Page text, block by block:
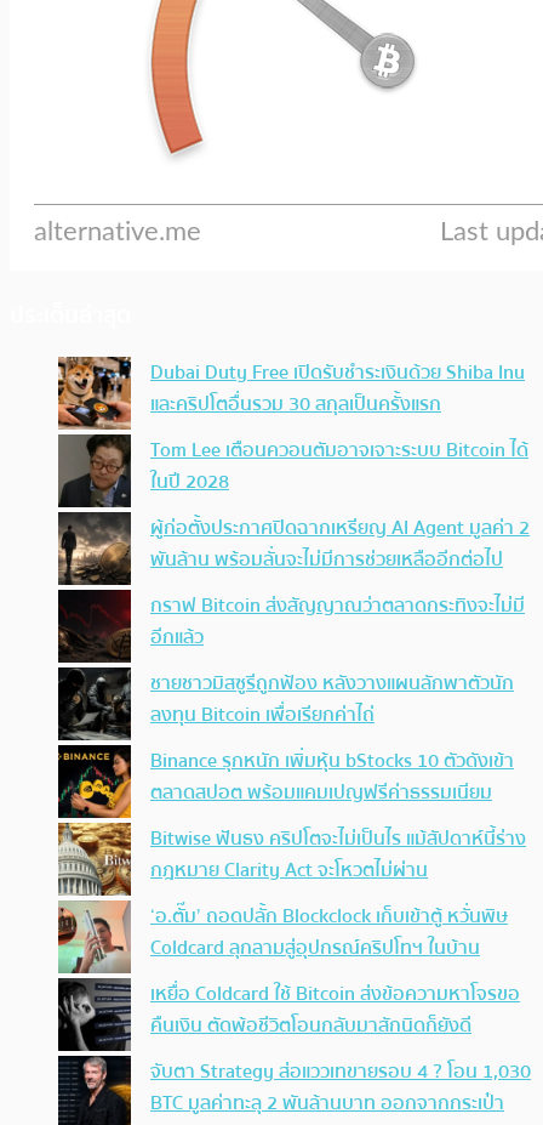
Dubai Duty Free เปิดรับชำระเงินด้วย Shiba Inu
และคริปโตอื่นรวม 30 สกุลเป็นครั้งแรก
Tom Lee เตือนควอนตัมอาจเจาะระบบ Bitcoin ได้
ในปี 2028
ผู้ก่อตั้งประกาศปิดฉากเหรียญ AI Agent มูลค่า 2
พันล้าน พร้อมลั่นจะไม่มีการช่วยเหลืออีกต่อไป
กราฟ Bitcoin ส่งสัญญาณว่าตลาดกระทิงจะไม่มี
อีกแล้ว
ชายชาวมิสซูรีถูกฟ้อง หลังวางแผนลักพาตัวนัก
ลงทุน Bitcoin เพื่อเรียกค่าไถ่
Binance รุกหนัก เพิ่มหุ้น bStocks 10 ตัวดังเข้า
ตลาดสปอต พร้อมแคมเปญฟรีค่าธรรมเนียม
Bitwise ฟันธง คริปโตจะไม่เป็นไร แม้สัปดาห์นี้ร่าง
กฎหมาย Clarity Act จะโหวตไม่ผ่าน
‘อ.ตั๊ม’ ถอดปลั้ก Blockclock เก็บเข้าตู้ หวั่นพิษ
Coldcard ลุกลามสู่อุปกรณ์คริปโทฯ ในบ้าน
เหยื่อ Coldcard ใช้ Bitcoin ส่งข้อความหาโจรขอ
คืนเงิน ตัดพ้อชีวิตโอนกลับมาสักนิดก็ยังดี
จับตา Strategy ส่อแววเทขายรอบ 4 ? โอน 1,030
BTC มูลค่าทะลุ 2 พันล้านบาท ออกจากกระเป๋า